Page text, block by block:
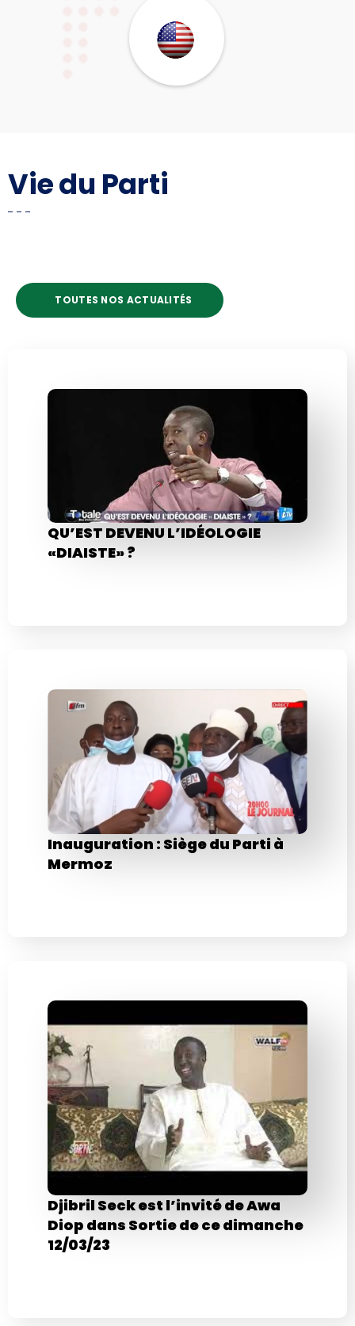
Vie du Parti
TOUTES NOS ACTUALITÉS
QU’EST DEVENU L’IDÉOLOGIE
«DIAISTE» ?
Inauguration : Siège du Parti à
Mermoz
Djibril Seck est l’invité de Awa
Diop dans Sortie de ce dimanche
12/03/23